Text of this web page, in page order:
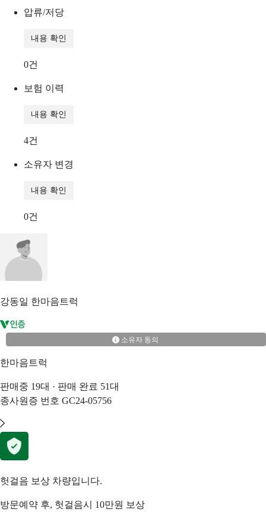
압류/저당
내용 확인
0건
보험 이력
내용 확인
4건
소유자 변경
내용 확인
0건
강동일 한마음트럭
소유자 동의
한마음트럭
판매중 19대 · 판매 완료 51대
종사원증 번호 GC24-05756
헛걸음 보상 차량입니다.
방문예약 후, 헛걸음시 10만원 보상